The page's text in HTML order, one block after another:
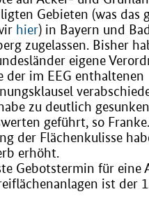
Gebieten (was das
hier) in Bayern und
zugelassen. Bisher
eigene
der im EEG enthaltenen
zu deutlich
geführt, so
der Flächenkulisse
erhöht.
Gebotstermin für eine
ist der